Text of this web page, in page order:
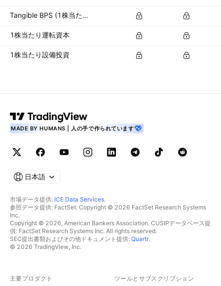
Tangible BPS (1株当たり有形資産)
1株当たり運転資本
1株当たり設備投資
MADE BY HUMANS | 人の手で作られています
日本語
市場データ提供: ICE Data Services.
参照データ提供: FactSet. Copyright © 2026 FactSet Research Systems
Inc.
Copyright © 2026, American Bankers Association. CUSIPデータベース提
供: FactSet Research Systems Inc. All rights reserved.
SEC提出書類およびその他ドキュメント提供: Quartr.
© 2026 TradingView, Inc.
主要プロダクト ツールとサブスクリプション